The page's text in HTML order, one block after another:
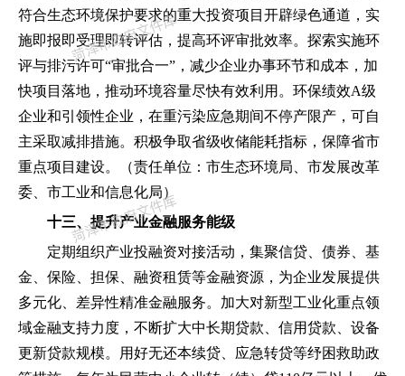
符合生态环境保护要求的重大投资项目开辟绿色通道 ， 实
施即报即受理即转评估 ， 提高环评审批效率。探索实施环
评与排污许可“审批合一”， 减少企业办事环节和成本 ， 加
快项目落地 ， 推动环境容量尽快有效利用。环保绩效A级
企业和引领性企业 ， 在重污染应急期间不停产限产 ， 可自
主采取减排措施。积极争取省级收储能耗指标 ， 保障省市
重点项目建设。
（责任单位 ： 市生态环境局、市发展改革
委、市工业和信息化局）
十三、提升产业金融服务能级
定期组织产业投融资对接活动 ， 集聚信贷、债券、基
金、保险、担保、融资租赁等金融资源 ， 为企业发展提供
多元化、差异性精准金融服务。加大对新型工业化重点领
域金融支持力度 ， 不断扩大中长期贷款、信用贷款、设备
更新贷款规模。用好无还本续贷、应急转贷等纾困救助政